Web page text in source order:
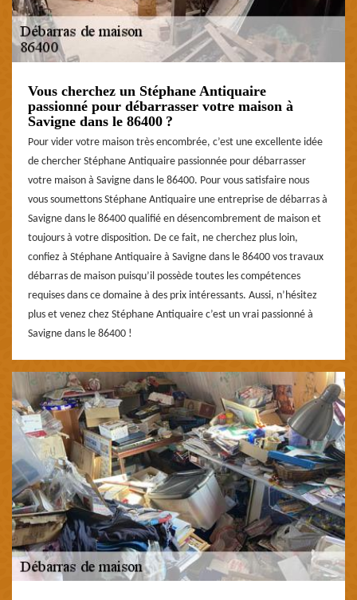
Vous cherchez un Stéphane Antiquaire
passionné pour débarrasser votre maison à
Savigne dans le 86400 ?
Pour vider votre maison très encombrée, c’est une excellente idée
de chercher Stéphane Antiquaire passionnée pour débarrasser
votre maison à Savigne dans le 86400. Pour vous satisfaire nous
vous soumettons Stéphane Antiquaire une entreprise de débarras à
Savigne dans le 86400 qualifié en désencombrement de maison et
toujours à votre disposition. De ce fait, ne cherchez plus loin,
confiez à Stéphane Antiquaire à Savigne dans le 86400 vos travaux
débarras de maison puisqu’il possède toutes les compétences
requises dans ce domaine à des prix intéressants. Aussi, n’hésitez
plus et venez chez Stéphane Antiquaire c’est un vrai passionné à
Savigne dans le 86400 !